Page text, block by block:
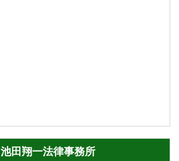
池田翔一法律事務所